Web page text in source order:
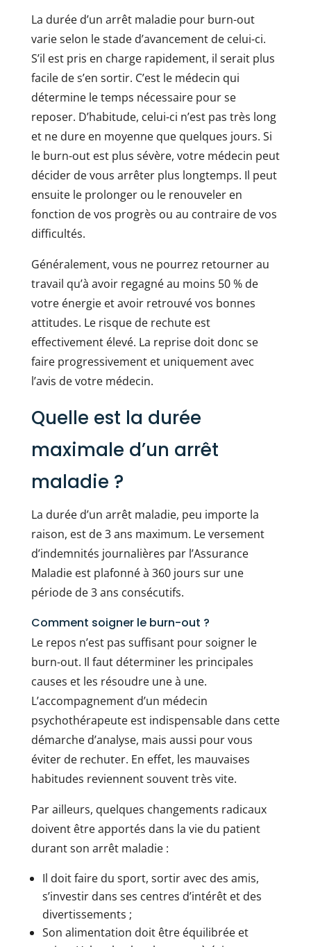
La durée d’un arrêt maladie pour burn-out
varie selon le stade d’avancement de celui-ci.
S’il est pris en charge rapidement, il serait plus
facile de s’en sortir. C’est le médecin qui
détermine le temps nécessaire pour se
reposer. D’habitude, celui-ci n’est pas très long
et ne dure en moyenne que quelques jours. Si
le burn-out est plus sévère, votre médecin peut
décider de vous arrêter plus longtemps. Il peut
ensuite le prolonger ou le renouveler en
fonction de vos progrès ou au contraire de vos
difficultés.
Généralement, vous ne pourrez retourner au
travail qu’à avoir regagné au moins 50 % de
votre énergie et avoir retrouvé vos bonnes
attitudes. Le risque de rechute est
effectivement élevé. La reprise doit donc se
faire progressivement et uniquement avec
l’avis de votre médecin.
Quelle est la durée
maximale d’un arrêt
maladie ?
La durée d’un arrêt maladie, peu importe la
raison, est de 3 ans maximum. Le versement
d’indemnités journalières par l’Assurance
Maladie est plafonné à 360 jours sur une
période de 3 ans consécutifs.
Comment soigner le burn-out ?
Le repos n’est pas suffisant pour soigner le
burn-out. Il faut déterminer les principales
causes et les résoudre une à une.
L’accompagnement d’un médecin
psychothérapeute est indispensable dans cette
démarche d’analyse, mais aussi pour vous
éviter de rechuter. En effet, les mauvaises
habitudes reviennent souvent très vite.
Par ailleurs, quelques changements radicaux
doivent être apportés dans la vie du patient
durant son arrêt maladie :
Il doit faire du sport, sortir avec des amis,
s’investir dans ses centres d’intérêt et des
divertissements ;
Son alimentation doit être équilibrée et